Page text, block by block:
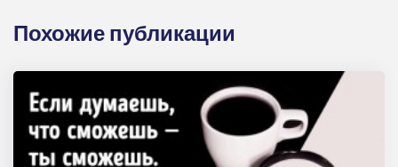
Похожие публикации